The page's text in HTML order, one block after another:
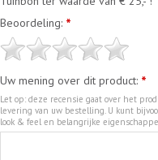
Beoordeling: *
Uw mening over dit product: *
Let op: deze recensie gaat over het
levering van uw bestelling. U kunt
look & feel en belangrijke